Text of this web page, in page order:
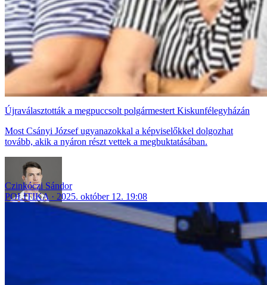
Újraválasztották a megpuccsolt polgármestert Kiskunfélegyházán
Most Csányi József ugyanazokkal a képviselőkkel dolgozhat
tovább, akik a nyáron részt vettek a megbuktatásában.
Czinkóczi Sándor
POLITIKA
2025. október 12. 19:08